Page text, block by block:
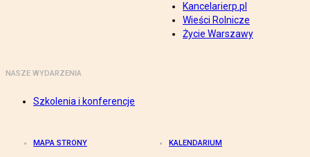
Kancelarierp.pl
Wieści Rolnicze
Życie Warszawy
NASZE WYDARZENIA
Szkolenia i konferencje
MAPA STRONY KALENDARIUM